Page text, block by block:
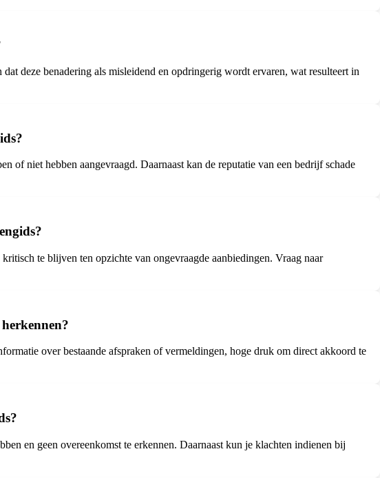
deze benadering als misleidend en opdringerig wordt ervaren, wat resulteert in
of niet hebben aangevraagd. Daarnaast kan de reputatie van een bedrijf schade
te blijven ten opzichte van ongevraagde aanbiedingen. Vraag naar
over bestaande afspraken of vermeldingen, hoge druk om direct akkoord te
en geen overeenkomst te erkennen. Daarnaast kun je klachten indienen bij